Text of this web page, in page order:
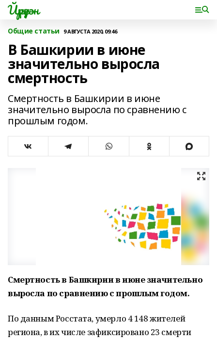
Йүрүҙән
Общие статьи 9 АВГУСТА 2020, 09:46
В Башкирии в июне
значительно выросла
смертность
Смертность в Башкирии в июне
значительно выросла по сравнению с
прошлым годом.
Смертность в Башкирии в июне значительно
выросла по сравнению с прошлым годом.
По данным Росстата, умерло 4 148 жителей
региона, в их числе зафиксировано 23 смерти